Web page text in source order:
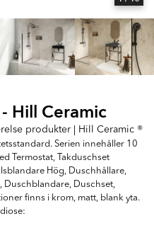
- Hill Ceramic
produkter | Hill Ceramic ®
Serien innehåller 10
Termostat, Takduschset
Hög, Duschhållare,
Duschblandare, Duschset,
finns i krom, matt, blank yta.